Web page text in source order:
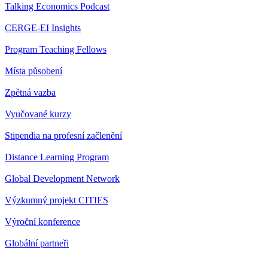
Talking Economics Podcast
CERGE-EI Insights
Program Teaching Fellows
Místa působení
Zpětná vazba
Vyučované kurzy
Stipendia na profesní začlenění
Distance Learning Program
Global Development Network
Výzkumný projekt CITIES
Výroční konference
Globální partneři